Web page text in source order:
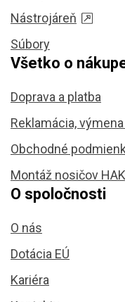
Nástrojáreň
Súbory
Všetko o
Doprava a platba
Reklamácia,
Obchodné
Montáž nosičov
O spoločnosti
O nás
Dotácia EÚ
Kariéra